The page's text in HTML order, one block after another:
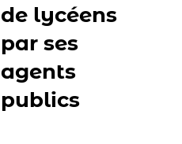
de lycéens
par ses
agents
publics